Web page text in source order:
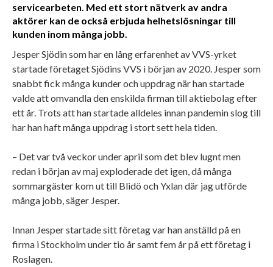
servicearbeten. Med ett stort nätverk av andra
aktörer kan de också erbjuda helhetslösningar till
kunden inom många jobb.
Jesper Sjödin som har en lång erfarenhet av VVS-yrket
startade företaget Sjödins VVS i början av 2020. Jesper som
snabbt fick många kunder och uppdrag när han startade
valde att omvandla den enskilda firman till aktiebolag efter
ett år. Trots att han startade alldeles innan pandemin slog till
har han haft många uppdrag i stort sett hela tiden.
– Det var två veckor under april som det blev lugnt men
redan i början av maj exploderade det igen, då många
sommargäster kom ut till Blidö och Yxlan där jag utförde
många jobb, säger Jesper.
Innan Jesper startade sitt företag var han anställd på en
firma i Stockholm under tio år samt fem år på ett företag i
Roslagen.